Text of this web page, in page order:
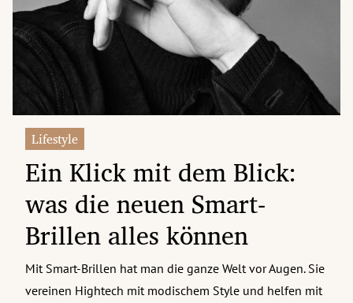
Untermenü
Untermenü
Untermenü
Untermenü
Untermenü
Untermenü
Untermenü
Untermenü
Lifestyle
Ein Klick mit dem Blick:
was die neuen Smart-
Brillen alles können
Mit Smart-Brillen hat man die ganze Welt vor Augen. Sie
vereinen Hightech mit modischem Style und helfen mit